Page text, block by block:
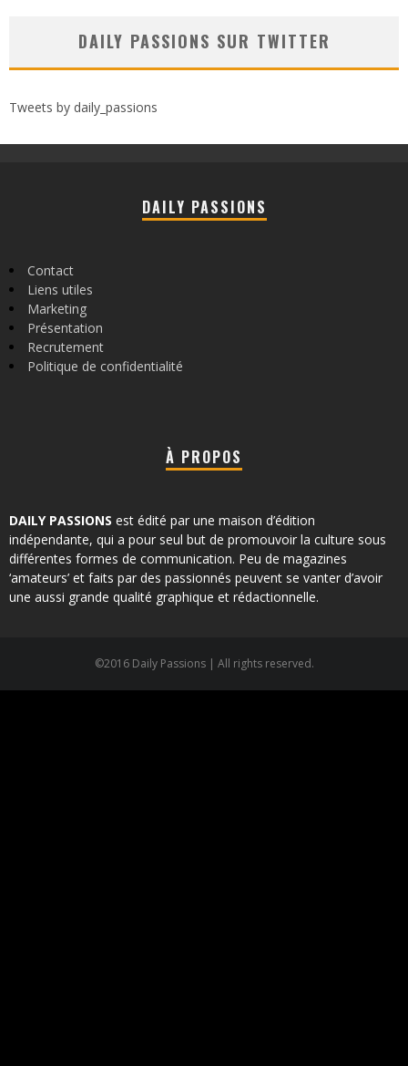
DAILY PASSIONS SUR TWITTER
Tweets by daily_passions
DAILY PASSIONS
Contact
Liens utiles
Marketing
Présentation
Recrutement
Politique de confidentialité
À PROPOS
DAILY PASSIONS est édité par une maison d’édition
indépendante, qui a pour seul but de promouvoir la culture sous
différentes formes de communication. Peu de magazines
‘amateurs’ et faits par des passionnés peuvent se vanter d’avoir
une aussi grande qualité graphique et rédactionnelle.
©2016 Daily Passions | All rights reserved.